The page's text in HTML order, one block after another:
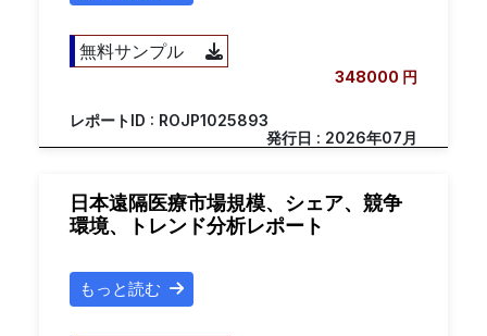
無料サンプル
348000 円
レポートID : ROJP1025893
発行日 : 2026年07月
日本遠隔医療市場規模、シェア、競争
環境、トレンド分析レポート
もっと読む